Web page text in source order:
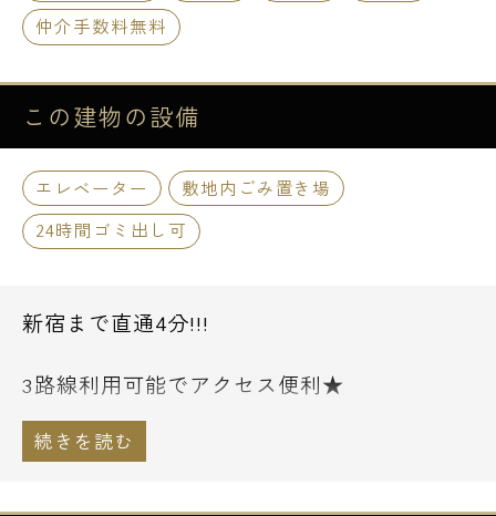
仲介手数料無料
この建物の設備
エレベーター
敷地内ごみ置き場
24時間ゴミ出し可
新宿まで直通4分!!!
3路線利用可能でアクセス便利★
収納力抜群のウォークインクローゼット付の